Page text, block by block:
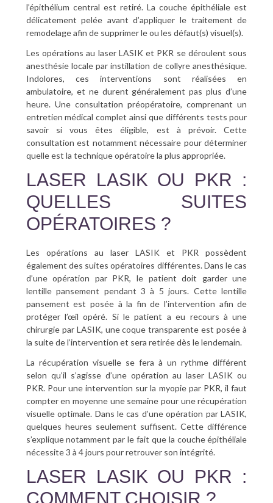
l’épithélium central est retiré. La couche épithéliale est
délicatement pelée avant d’appliquer le traitement de
remodelage afin de supprimer le ou les défaut(s) visuel(s).
Les opérations au laser LASIK et PKR se déroulent sous
anesthésie locale par instillation de collyre anesthésique.
Indolores, ces interventions sont réalisées en
ambulatoire, et ne durent généralement pas plus d’une
heure. Une consultation préopératoire, comprenant un
entretien médical complet ainsi que différents tests pour
savoir si vous êtes éligible, est à prévoir. Cette
consultation est notamment nécessaire pour déterminer
quelle est la technique opératoire la plus appropriée.
LASER LASIK OU PKR :
QUELLES SUITES
OPÉRATOIRES ?
Les opérations au laser LASIK et PKR possèdent
également des suites opératoires différentes. Dans le cas
d’une opération par PKR, le patient doit garder une
lentille pansement pendant 3 à 5 jours. Cette lentille
pansement est posée à la fin de l’intervention afin de
protéger l’œil opéré. Si le patient a eu recours à une
chirurgie par LASIK, une coque transparente est posée à
la suite de l’intervention et sera retirée dès le lendemain.
La récupération visuelle se fera à un rythme différent
selon qu’il s’agisse d’une opération au laser LASIK ou
PKR. Pour une intervention sur la myopie par PKR, il faut
compter en moyenne une semaine pour une récupération
visuelle optimale. Dans le cas d’une opération par LASIK,
quelques heures seulement suffisent. Cette différence
s’explique notamment par le fait que la couche épithéliale
nécessite 3 à 4 jours pour retrouver son intégrité.
LASER LASIK OU PKR :
COMMENT CHOISIR ?